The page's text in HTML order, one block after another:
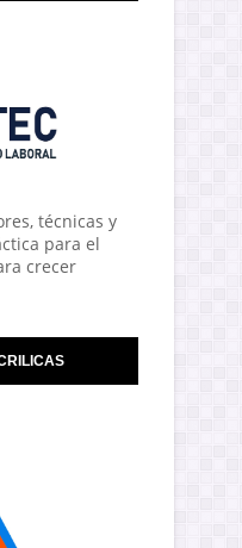
técnicas y
para el
crecer